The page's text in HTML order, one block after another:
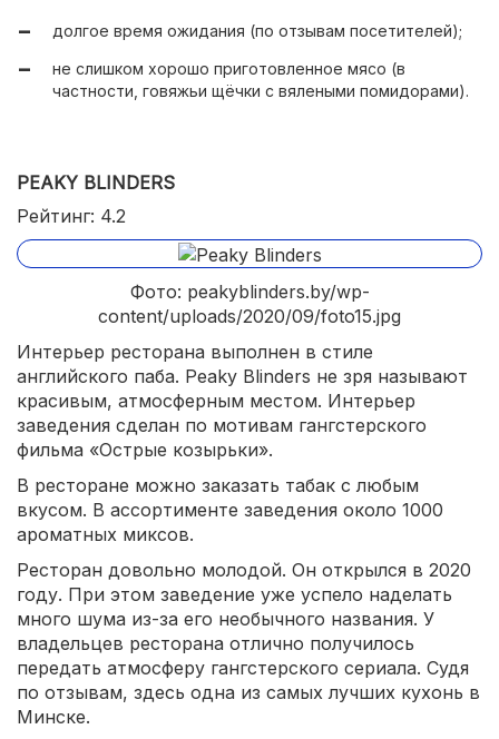
долгое время ожидания (по отзывам посетителей);
не слишком хорошо приготовленное мясо (в
частности, говяжьи щёчки с вялеными помидорами).
PEAKY BLINDERS
Рейтинг: 4.2
Фото: peakyblinders.by/wp-
content/uploads/2020/09/foto15.jpg
Интерьер ресторана выполнен в стиле
английского паба. Peaky Blinders не зря называют
красивым, атмосферным местом. Интерьер
заведения сделан по мотивам гангстерского
фильма «Острые козырьки».
В ресторане можно заказать табак с любым
вкусом. В ассортименте заведения около 1000
ароматных миксов.
Ресторан довольно молодой. Он открылся в 2020
году. При этом заведение уже успело наделать
много шума из-за его необычного названия. У
владельцев ресторана отлично получилось
передать атмосферу гангстерского сериала. Судя
по отзывам, здесь одна из самых лучших кухонь в
Минске.